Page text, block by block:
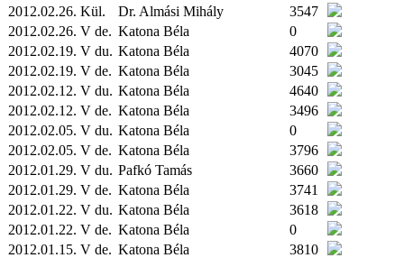
2012.02.26. Kül. Dr. Almási Mihály
3547
2012.02.26. V de. Katona Béla
0
2012.02.19. V du. Katona Béla
4070
2012.02.19. V de. Katona Béla
3045
2012.02.12. V du. Katona Béla
4640
2012.02.12. V de. Katona Béla
3496
2012.02.05. V du. Katona Béla
0
2012.02.05. V de. Katona Béla
3796
2012.01.29. V du. Pafkó Tamás
3660
2012.01.29. V de. Katona Béla
3741
2012.01.22. V du. Katona Béla
3618
2012.01.22. V de. Katona Béla
0
2012.01.15. V de. Katona Béla 3810